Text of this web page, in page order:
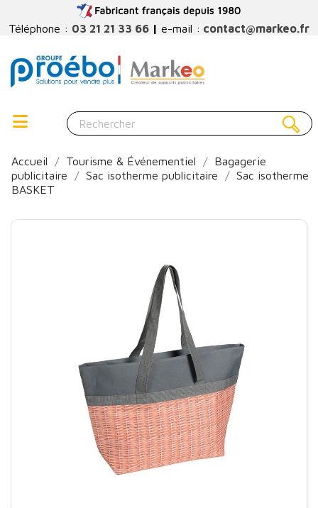
Téléphone : 03 21 21 33 66 | e-mail : contact@markeo.fr
Accueil Tourisme & Événementiel
Bagagerie
publicitaire
Sac isotherme publicitaire
Sac isotherme
BASKET